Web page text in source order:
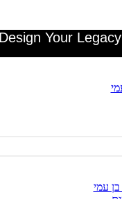
Your Legacy